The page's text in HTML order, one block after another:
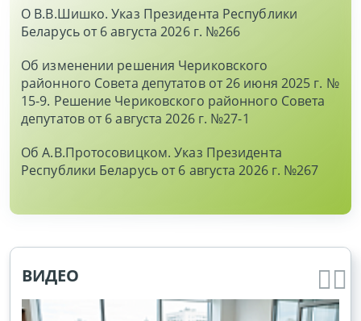
О В.В.Шишко. Указ Президента Республики
Беларусь от 6 августа 2026 г. №266
Об изменении решения Чериковского
районного Совета депутатов от 26 июня 2025 г. №
15-9. Решение Чериковского районного Совета
депутатов от 6 августа 2026 г. №27-1
Об А.В.Протосовицком. Указ Президента
Республики Беларусь от 6 августа 2026 г. №267
ВИДЕО